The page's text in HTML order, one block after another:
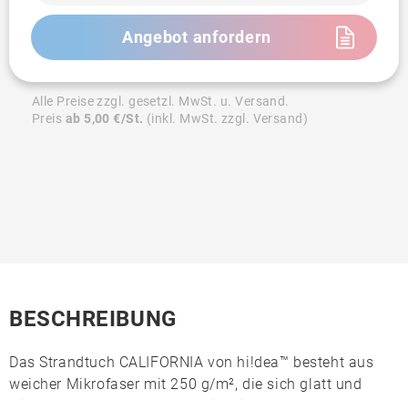
Angebot anfordern
Alle Preise zzgl. gesetzl. MwSt. u. Versand.
Preis ab 5,00 €/St. (inkl. MwSt. zzgl. Versand)
BESCHREIBUNG
Das Strandtuch CALIFORNIA von hi!dea™ besteht aus
weicher Mikrofaser mit 250 g/m², die sich glatt und